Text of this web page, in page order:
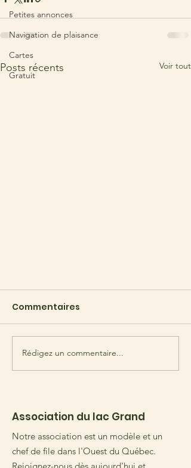
Petites annonces
Navigation de plaisance
Cartes
Gratuit
Posts récents Voir tout
Commentaires
Rédigez un commentaire...
Association du lac Grand
Notre association est un modèle et un
chef de file dans l'Ouest du Québec.
Rejoignez-nous dès aujourd'hui et